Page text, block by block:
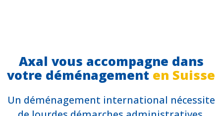
Axal vous accompagne dans
votre déménagement en Suisse
Un déménagement international nécessite